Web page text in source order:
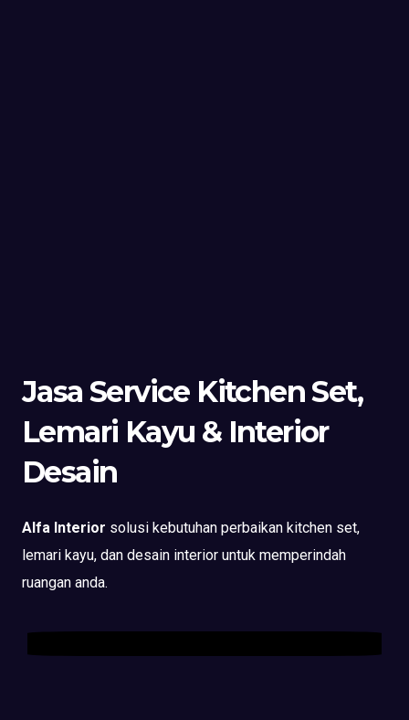
Jasa Service Kitchen Set,
Lemari Kayu & Interior
Desain
Alfa Interior solusi kebutuhan perbaikan kitchen set,
lemari kayu, dan desain interior untuk memperindah
ruangan anda.